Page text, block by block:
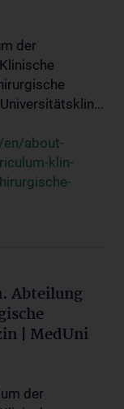
der
about-
klin-
Abteilung
| MedUni
der